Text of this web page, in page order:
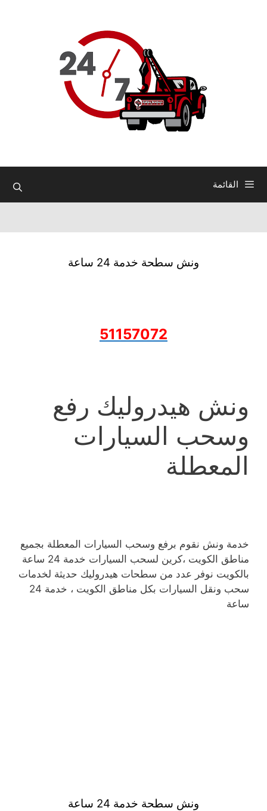
القائمة
ونش سطحة خدمة 24 ساعة
51157072
ونش هيدروليك رفع
وسحب السيارات
المعطلة
خدمة ونش نقوم برفع وسحب السيارات المعطلة بجميع
مناطق الكويت ،كرين لسحب السيارات خدمة 24 ساعة
بالكويت نوفر عدد من سطحات هيدروليك حديثة لخدمات
سحب ونقل السيارات بكل مناطق الكويت ، خدمة 24
ساعة
ونش سطحة خدمة 24 ساعة